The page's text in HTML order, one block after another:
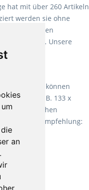
an
hat mit über 260 Artikeln
werden sie ohne
verfügbaren
attraktiv. Unsere
.
vor. Sie können
kaufen, z.B. 133 x
der weichen
Unsere Empfehlung: